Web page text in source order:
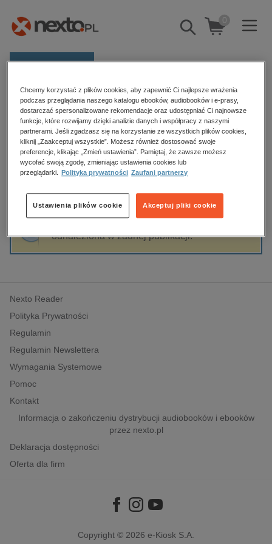
Pokaż/schowaj
wyszukiwarkę
0
E-prasa
Kategorie
Zobacz wszystkie E-prasa
budownictwo, aranżacja wnętrz
biznesowe, branżowe, gospodarka
edukacja
hobby, sport, rozrywka
komputery, internet, technologie, informatyka
polityka, społeczno-informacyjne
psychologiczne
inne
popularno-naukowe
historia
Strona główna Walenty Majewskim
Walenty Majewskim
Sortowanie Filtrowanie
odnaleziona w żadnej publikacji.
Nexto Reader
Polityka Prywatności
Regulamin
Regulamin Newslettera
Wymagania Systemowe
Pomoc
Kontakt
Informacja o zakończeniu dystrybucji audiobooków i ebooków
przez nexto.pl
Deklaracja dostępności
Oferta dla firm
Copyright © 2026 e-Kiosk S.A.
Chcemy korzystać z plików cookies, aby zapewnić Ci najlepsze wrażenia
podczas przeglądania naszego katalogu ebooków, audiobooków i e-prasy,
dostarczać spersonalizowane rekomendacje oraz udostępniać Ci najnowsze
funkcje, które rozwijamy dzięki analizie danych i współpracy z naszymi
partnerami. Jeśli zgadzasz się na korzystanie ze wszystkich plików cookies,
kliknij „Zaakceptuj wszystkie”. Możesz również dostosować swoje
preferencje, klikając „Zmień ustawienia”. Pamiętaj, że zawsze możesz
wycofać swoją zgodę, zmieniając ustawienia cookies lub
przeglądarki.
Polityka prywatności Zaufani partnerzy
Akceptuj pliki cookie
Ustawienia plików cookie